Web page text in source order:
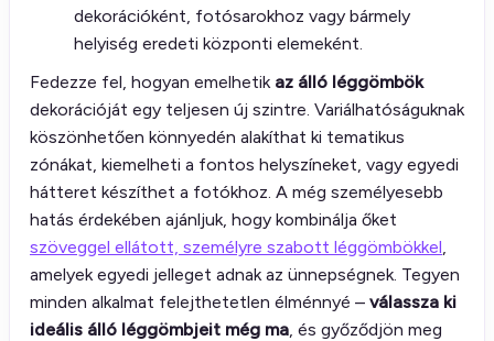
dekorációként, fotósarokhoz vagy bármely
helyiség eredeti központi elemeként.
Fedezze fel, hogyan emelhetik az álló léggömbök
dekorációját egy teljesen új szintre. Variálhatóságuknak
köszönhetően könnyedén alakíthat ki tematikus
zónákat, kiemelheti a fontos helyszíneket, vagy egyedi
hátteret készíthet a fotókhoz. A még személyesebb
hatás érdekében ajánljuk, hogy kombinálja őket
szöveggel ellátott, személyre szabott léggömbökkel,
amelyek egyedi jelleget adnak az ünnepségnek. Tegyen
minden alkalmat felejthetetlen élménnyé – válassza ki
ideális álló léggömbjeit még ma, és győződjön meg